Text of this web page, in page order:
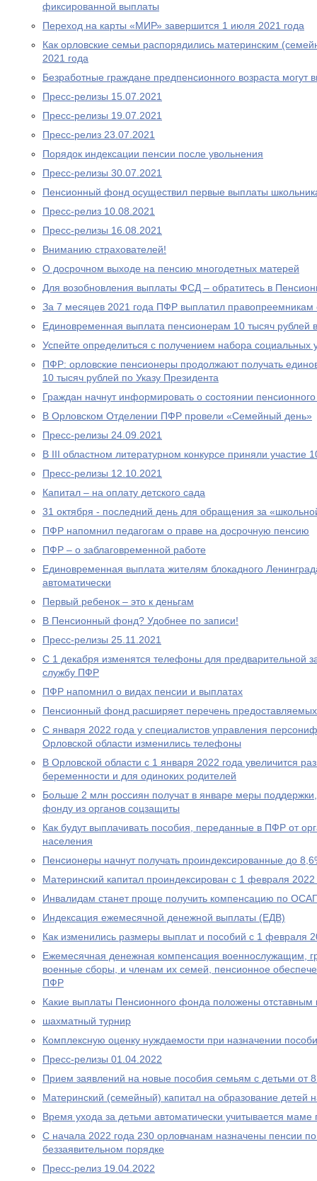
фиксированной выплаты
Переход на карты «МИР» завершится 1 июля 2021 года
Как орловские семьи распорядились материнским
2021 года
Безработные граждане предпенсионного возраста
Пресс-релизы 15.07.2021
Пресс-релизы 19.07.2021
Пресс-релиз 23.07.2021
Порядок индексации пенсии после увольнения
Пресс-релизы 30.07.2021
Пенсионный фонд осуществил первые выплаты
Пресс-релиз 10.08.2021
Пресс-релизы 16.08.2021
Вниманию страхователей!
О досрочном выходе на пенсию многодетных матерей
Для возобновления выплаты ФСД – обратитесь в
За 7 месяцев 2021 года ПФР выплатил
Единовременная выплата пенсионерам 10 тысяч рублей
Успейте определиться с получением набора социальных
ПФР: орловские пенсионеры продолжают получать
10 тысяч рублей по Указу Президента
Граждан начнут информировать о состоянии
В Орловском Отделении ПФР провели «Семейный день»
Пресс-релизы 24.09.2021
В III областном литературном конкурсе приняли участие
Пресс-релизы 12.10.2021
Капитал – на оплату детского сада
31 октября - последний день для обращения за
ПФР напомнил педагогам о праве на досрочную пенсию
ПФР – о заблаговременной работе
Единовременная выплата жителям блокадного
автоматически
Первый ребенок – это к деньгам
В Пенсионный фонд? Удобнее по записи!
Пресс-релизы 25.11.2021
С 1 декабря изменятся телефоны для предварительной
службу ПФР
ПФР напомнил о видах пенсии и выплатах
Пенсионный фонд расширяет перечень
С января 2022 года у специалистов управления
Орловской области изменились телефоны
В Орловской области с 1 января 2022 года увеличится
беременности и для одиноких родителей
Больше 2 млн россиян получат в январе меры
фонду из органов соцзащиты
Как будут выплачивать пособия, переданные в ПФР от
населения
Пенсионеры начнут получать проиндексированные до
Материнский капитал проиндексирован с 1 февраля 2022
Инвалидам станет проще получить компенсацию по
Индексация ежемесячной денежной выплаты (ЕДВ)
Как изменились размеры выплат и пособий с 1 февраля
Ежемесячная денежная компенсация военнослужащим,
военные сборы, и членам их семей, пенсионное
ПФР
Какие выплаты Пенсионного фонда положены
шахматный турнир
Комплексную оценку нуждаемости при назначении
Пресс-релизы 01.04.2022
Прием заявлений на новые пособия семьям с детьми от
Материнский (семейный) капитал на образование детей
Время ухода за детьми автоматически учитывается
С начала 2022 года 230 орловчанам назначены пенсии
беззаявительном порядке
Пресс-релиз 19.04.2022